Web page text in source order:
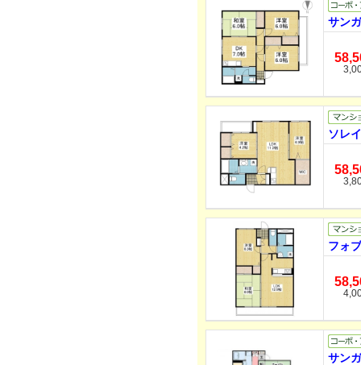
サン
ソレ
フォ
サン